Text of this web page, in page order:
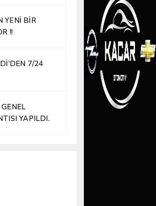
YENİ BİR
!!
7/24
YAPILDI.